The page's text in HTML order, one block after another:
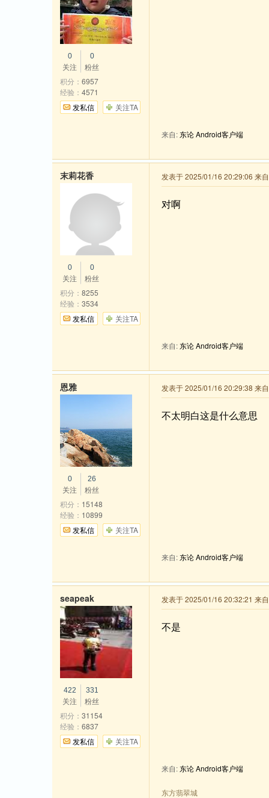
来自:东论 Android客户端
0
关注
0
粉丝
积分： 6957
经验： 4571
发私信
关注TA
发表于 2025/01/16 20:29:06 来
对啊
来自:东论 Android客户端
末莉花香
0
关注
0
粉丝
积分： 8255
经验： 3534
发私信
关注TA
发表于 2025/01/16 20:29:38 来
不太明白这是什么意思
来自:东论 Android客户端
恩雅
0
关注
26
粉丝
积分： 15148
经验： 10899
发私信
关注TA
发表于 2025/01/16 20:32:21 来
不是
来自:东论 Android客户端
东方翡翠城
seapeak
422
关注
331
粉丝
积分： 31154
经验： 6837
发私信
关注TA